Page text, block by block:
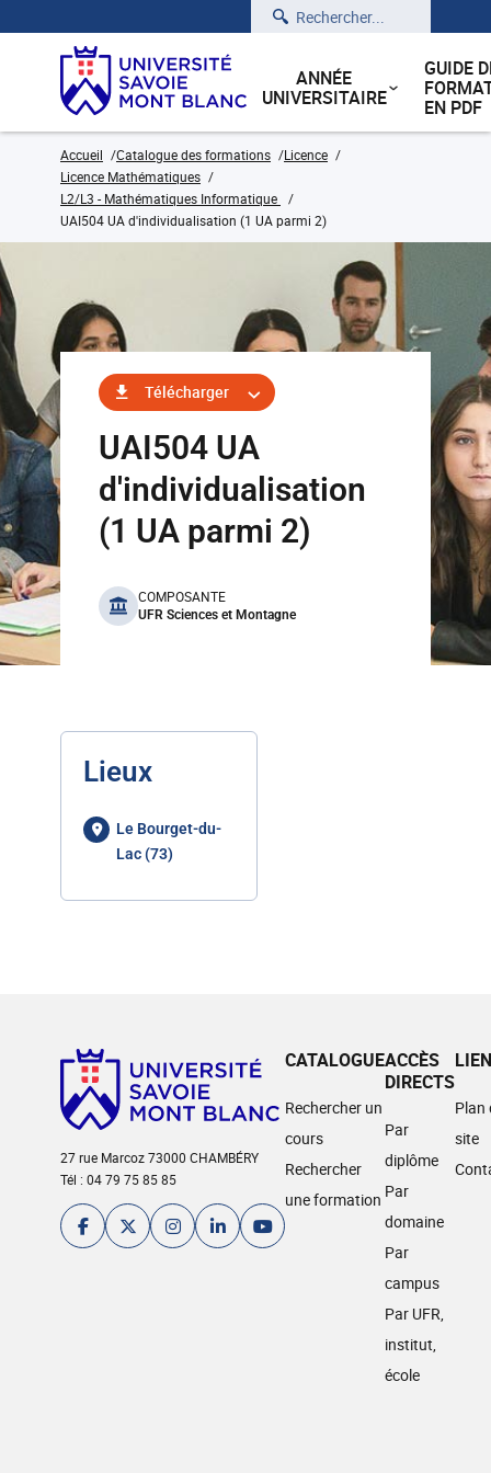
Rechercher
ANNÉE
UNIVERSITAIRE
GUIDE
EN PDF
Accueil Catalogue des formations
Licence
Licence Mathématiques
L2/L3 - Mathématiques Informatique
UAI504 UA d'individualisation (1 UA parmi 2)
Télécharger
UAI504 UA
d'individualisation
(1 UA parmi 2)
benefits
COMPOSANTE
UFR Sciences et Montagne
Lieux
Le Bourget-du-
Lac (73)
27 rue Marcoz 73000 CHAMBÉRY
Tél : 04 79 75 85 85
CATALOGUE
Rechercher un
cours
Rechercher
une formation
ACCÈS
DIRECTS
Par
diplôme
Par
domaine
Par
campus
Par UFR,
institut,
école
Plan
site